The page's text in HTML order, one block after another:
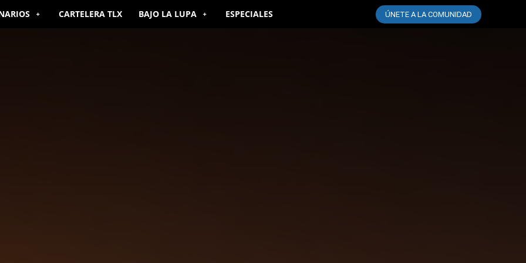
CARTELERA TLX BAJO LA LUPA ESPECIALES ÚNETE A LA COMUNIDAD